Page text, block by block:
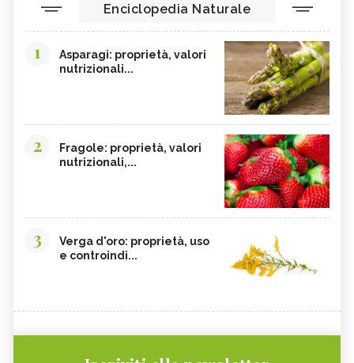
Enciclopedia Naturale
1
Asparagi: proprietà, valori
nutrizionali...
2
Fragole: proprietà, valori
nutrizionali,...
3
Verga d'oro: proprietà, uso
e controindi...